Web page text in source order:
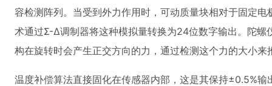
容检测阵列。当受到外力作用时，可动质量块相对于固定
术通过Σ-Δ调制器将这种模拟量转换为24位数字输出。陀螺
构在旋转时会产生正交方向的力，通过检测这个力的大小来
温度补偿算法直接固化在传感器内部，这是其保持±0.5%